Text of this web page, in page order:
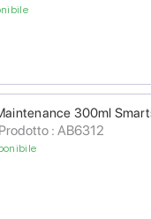
300ml
: AB6312